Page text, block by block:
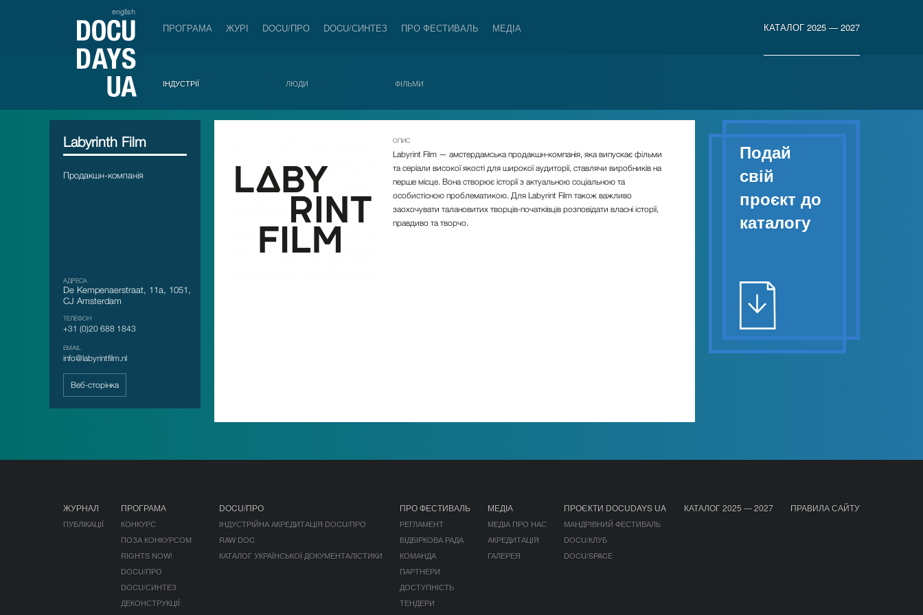
english
ПРОГРАМА ЖУРІ DOCU/ПРО DOCU/СИНТЕЗ ПРО ФЕСТИВАЛЬ МЕДІА КАТАЛОГ 2025 — 2027
ІНДУСТРІЇ ЛЮДИ ФІЛЬМИ
Labyrinth Film
Продакшн-компанія
АДРЕСА
De Kempenaerstraat, 11a, 1051,
CJ Amsterdam
ТЕЛЕФОН
+31 (0)20 688 1843
EMAIL
info@labyrintfilm.nl
Веб-сторінка
ОПИС
Labyrint Film — амстердамська продакшн-компанія, яка випускає фільми
та серіали високої якості для широкої аудиторії, ставлячи виробників на
перше місце. Вона створює історії з актуальною соціальною та
особистісною проблематикою. Для Labyrint Film також важливо
заохочувати талановитих творців-початківців розповідати власні історії,
правдиво та творчо.
Подай
свій
проєкт до
каталогу
ЖУРНАЛ
ПУБЛІКАЦІЇ
ПРОГРАМА
КОНКУРС
ПОЗА КОНКУРСОМ
RIGHTS NOW!
DOCU/ПРО
DOCU/СИНТЕЗ
ДЕКОНСТРУКЦІЇ
DOCU/ПРО
ІНДУСТРІЙНА АКРЕДИТАЦІЯ DOCU/ПРО
RAW DOC
КАТАЛОГ УКРАЇНСЬКОЇ ДОКУМЕНТАЛІСТИКИ
ПРО ФЕСТИВАЛЬ
РЕГЛАМЕНТ
ВІДБІРКОВА РАДА
КОМАНДА
ПАРТНЕРИ
ДОСТУПНІСТЬ
ТЕНДЕРИ
МЕДІА
МЕДІА ПРО НАС
АКРЕДИТАЦІЯ
ГАЛЕРЕЯ
ПРОЄКТИ DOCUDAYS UA
МАНДРІВНИЙ ФЕСТИВАЛЬ
DOCU/КЛУБ
DOCU/SPACE
КАТАЛОГ 2025 — 2027 ПРАВИЛА САЙТУ